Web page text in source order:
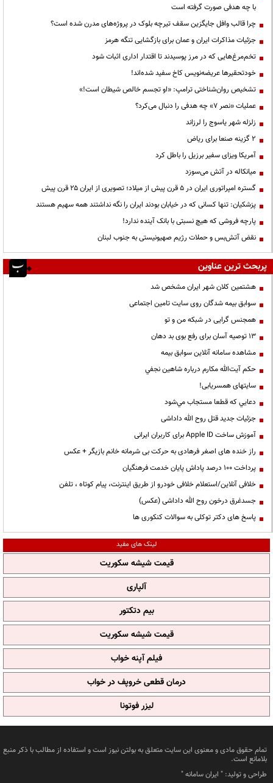
با چه هدفی صورت گرفته است
چرا قالب وافل جایگزین سقف تیرچه بلوک در پروژه‌های مدرن شده است؟
جزئیات مذاکرات ایران و عمان برای بازگشایی تنگه هرمز
تخم‌مرغ‌هایی که در مرز پوسیدند تا اقتدار اداری اثبات شود
خودتحقیرها عریضه‌نویس کاخ سفید شده‌اند!
تشخیص روان‌شناختی ترامپ: «او تجسم خالص شیطان است!»
عملیات «نصر ۷» چه هدفی را دنبال می‌کرد؟
زلزله شهر یاسوج را لرزاند
۲ گزینه صنعا برای ریاض
آمریکا ویزای سفیر برزیل را باطل کرد
میانکاله در آتش می‌سوزد
گستره امپراتوری ایران در ۵ قرن پیش از میلاد؛ تصویری از ایران ۲۵ قرن پیش
پزشکیان: تنها کسانی که در خیابان بودند ایران را نگه نداشتند همه سهیم هستند
پارچه فروشی که هیچ نسبتی با بانک آینده ندارد!
نقض آتش‌بس و حملات رژیم صهیونیستی به جنوب لبنان
پربحث ترین عناوین
هشتمین کلان شهر ایران مشخص شد
سوابق بیمه شدگان روی سایت تامین اجتماعی
همجنس گرایی در شبکه من و تو
13 توصیه آسان برای رفع بوی بد دهان
مشاهده سامانه آنلاين سوابق بیمه
حكم آيت‌الله مكارم درباره شاهين نجفي
سایتهای همسریابی!
دعايي كه قطعا مستجاب مي‌شود
جزئیات جدید قتل روح الله داداشی
آموزش ساخت Apple ID برای کاربران ایرانی
راز خنده های اصغر فرهادی به حرکت بی شرمانه خانم بازیگر + عکس
پرداخت ۱۰۰ درصد پاداش پایان خدمت فرهنگیان
خلافی آنلاین/استعلام خلافی خودرو از طریق اینترنت، پیام کوتاه ، تلفن
جسدغرق درخون روح الله داداشی (عکس)
پاسخ های دکتر توکلی به سوالات کنکوری ها
لینک های مفید
قیمت شیشه سکوریت
آلپاری
بیم دتکتور
قیمت شیشه سکوریت
فیلم آپنه خواب
درمان قطعی خروپف در خواب
لیزر فوتونا
تمام حقوق مادی و معنوی این سایت متعلق به بولتن نیوز است و استفاده از مطالب با ذکر منبع
بلامانع است.
طراحی و تولید: " ایران سامانه"